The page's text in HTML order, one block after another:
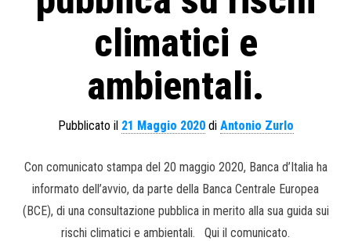
climatici e
ambientali.
Pubblicato il 21 Maggio 2020di Antonio Zurlo
Con comunicato stampa del 20 maggio 2020, Banca d’Italia ha
informato dell’avvio, da parte della Banca Centrale Europea
(BCE), di una consultazione pubblica in merito alla sua guida sui
rischi climatici e ambientali. Qui il comunicato.